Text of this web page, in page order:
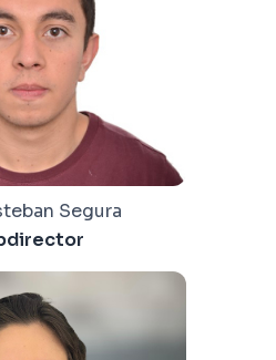
Segura